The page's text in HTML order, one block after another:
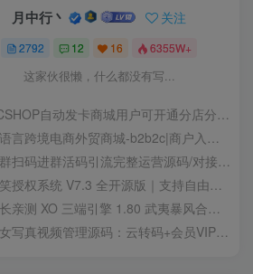
月中行丶 关注
2792 12 16 6355W+
这家伙很懒，什么都没有写...
自动发卡商城用户可开通分店分销，支持实物发货，自带博客功能
跨境电商外贸商城-b2b2c|商户入驻|随机物流|信用分|平台代发
码进群活码引流完整运营源码/对接免签约支付接口/推广正常绑定下级
授权系统 V7.3 全开源版｜支持自由二次开发
XO 三端引擎 1.80 武夷暴风合击复古传奇手游服务端 魔神领域盘古圣地降魔天堂
真视频管理源码：云转码+会员VIP系统，一键采集+代理系统全支持